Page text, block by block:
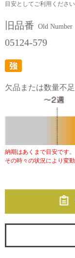
目安としてご利用ください
旧品番 Old Number
05124-579
欠品または数量不
納期はあくまで目安です。
その時々の状況により変動